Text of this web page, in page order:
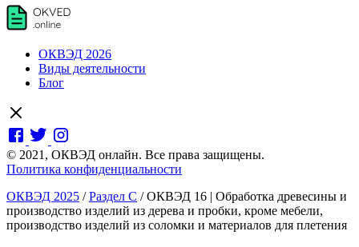
ОКВЭД 2026
Виды деятельности
Блог
© 2021, ОКВЭД онлайн. Все права защищены.
Политика конфиденциальности
ОКВЭД 2025 /Раздел C /ОКВЭД 16 | Обработка древесины и
производство изделий из дерева и пробки, кроме мебели,
производство изделий из соломки и материалов для плетения